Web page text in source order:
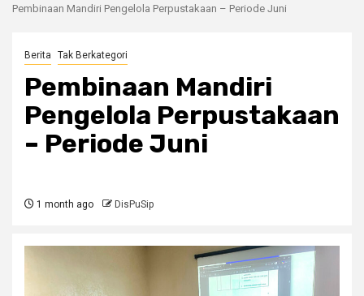
Pembinaan Mandiri Pengelola Perpustakaan – Periode Juni
Berita Tak Berkategori
Pembinaan Mandiri
Pengelola Perpustakaan
– Periode Juni
1 month ago DisPuSip